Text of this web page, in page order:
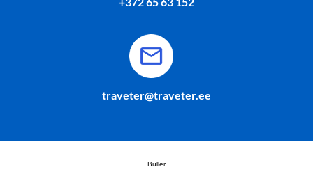
traveter@traveter.ee
Buller